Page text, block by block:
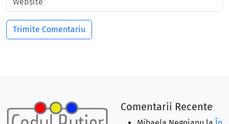
Comentarii Recente